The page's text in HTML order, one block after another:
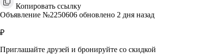
Копировать ссылку
Объявление №2250606 обновлено 2 дня назад
₽
Приглашайте друзей и бронируйте со скидкой